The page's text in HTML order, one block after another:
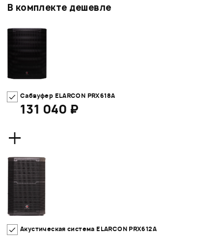
В комплекте дешевле
Сабвуфер ELARCON PRX618A
131 040 ₽
+
Акустическая система ELARCON PRX612A